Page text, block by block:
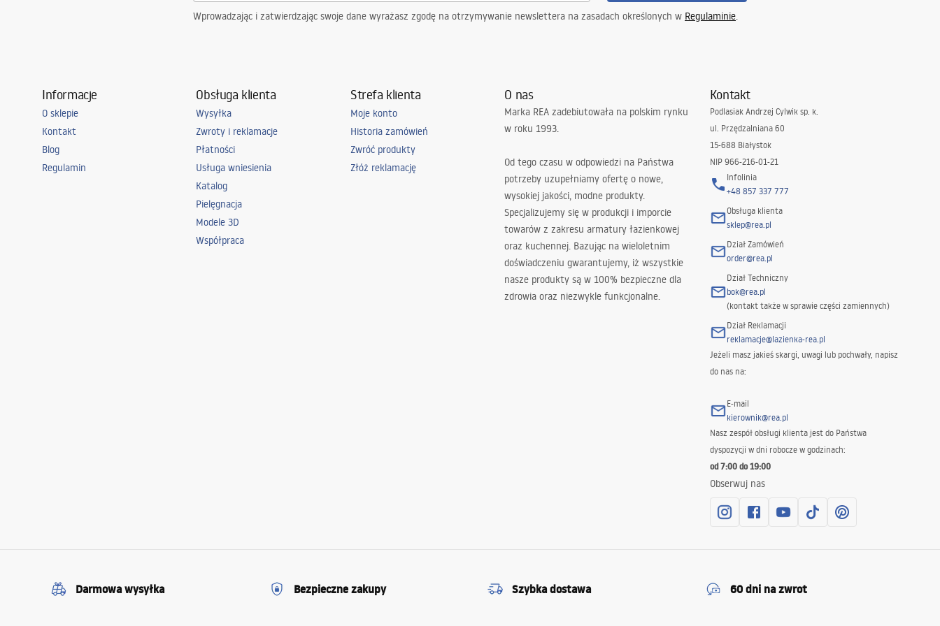
zintegrowane źródło LED
Klasa energetyczna
F
Klasa szczelności
Pomieszczenie
biuro, jadalnia, korytarz/schody, kuchnia,
salon, sypialnia, uniwersalne
Moc
Wprowadzając i zatwierdzając swoje dane wyrażasz zgodę na otrzymywanie newslettera na zasadach określonych w Regulaminie.
Informacje
O sklepie
Kontakt
Blog
Regulamin
Obsługa klienta
Wysyłka
Zwroty i reklamacje
Płatności
Usługa wniesienia
Katalog
Pielęgnacja
Modele 3D
Współpraca
Strefa klienta
Moje konto
Historia zamówień
Zwróć produkty
Złóż reklamację
O nas
Marka REA zadebiutowała na polskim rynku
w roku 1993.
Od tego czasu w odpowiedzi na Państwa
potrzeby uzupełniamy ofertę o nowe,
wysokiej jakości, modne produkty.
Specjalizujemy się w produkcji i imporcie
towarów z zakresu armatury łazienkowej
oraz kuchennej. Bazując na wieloletnim
doświadczeniu gwarantujemy, iż wszystkie
nasze produkty są w 100% bezpieczne dla
zdrowia oraz niezwykle funkcjonalne.
Kontakt
Podlasiak Andrzej Cylwik sp. k.
ul. Przędzalniana 60
15-688 Białystok
NIP 966-216-01-21
Infolinia
+48 857 337 777
Obsługa klienta
sklep@rea.pl
Dział Zamówień
order@rea.pl
Dział Techniczny
bok@rea.pl
(kontakt także w sprawie części zamiennych)
Dział Reklamacji
reklamacje@lazienka-rea.pl
Jeżeli masz jakieś skargi, uwagi lub pochwały, napisz
do nas na:
E-mail
kierownik@rea.pl
Nasz zespół obsługi klienta jest do Państwa
dyspozycji w dni robocze w godzinach:
od 7:00 do 19:00
Obserwuj nas
Darmowa wysyłka Bezpieczne zakupy Szybka dostawa 60 dni na zwrot